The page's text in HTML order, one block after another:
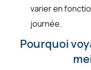
varier en
journée.
Pourquoi